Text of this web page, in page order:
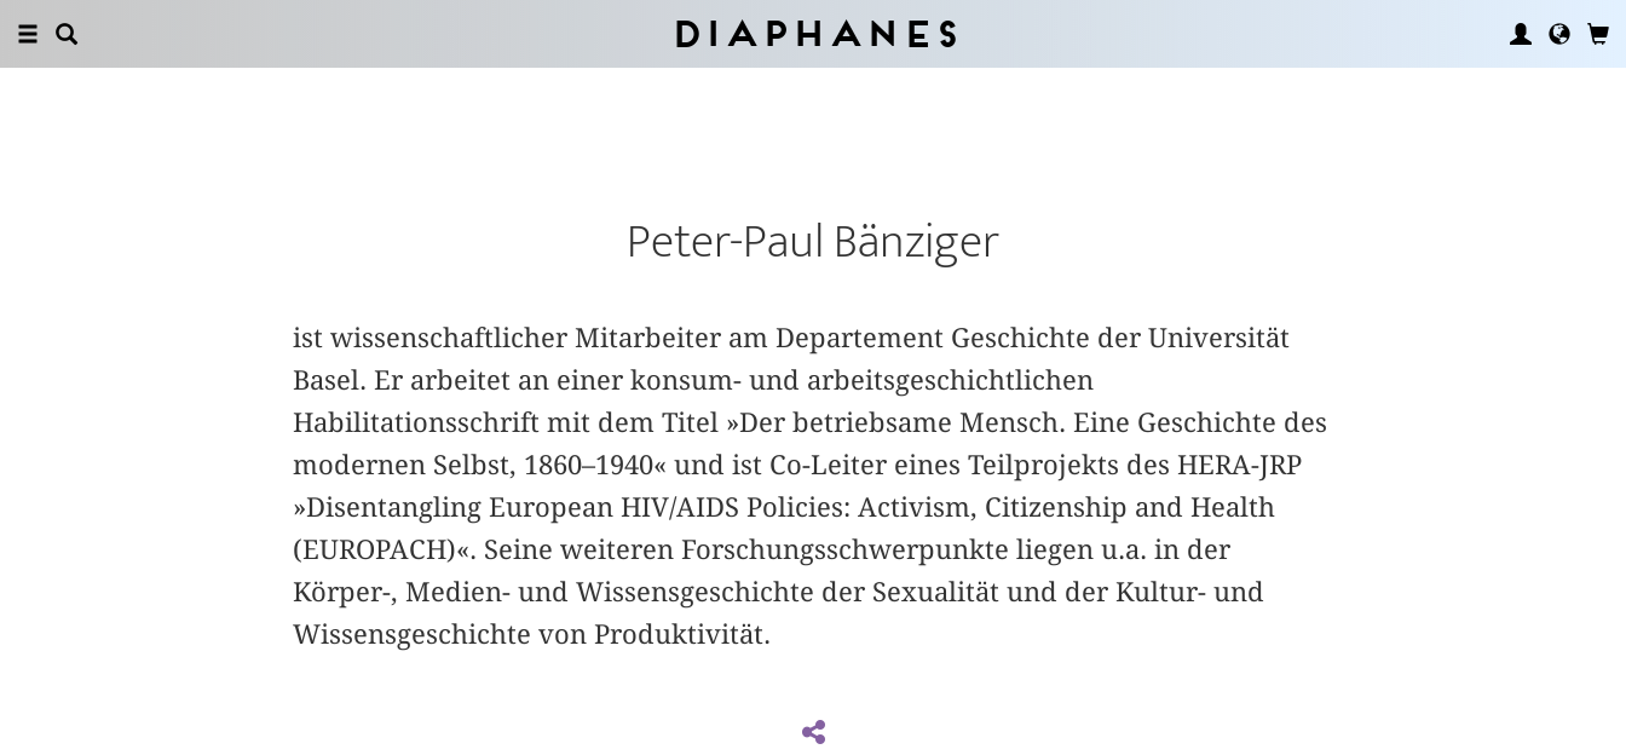
Diaphanes
Peter-Paul Bänziger
ist wissenschaftlicher Mitarbeiter am Departement Geschichte der Universität
Basel. Er arbeitet an einer konsum- und arbeitsgeschichtlichen
Habilitationsschrift mit dem Titel »Der betriebsame Mensch. Eine Geschichte des
modernen Selbst, 1860–1940« und ist Co-Leiter eines Teilprojekts des HERA-JRP
»Disentangling European HIV/AIDS Policies: Activism, Citizenship and Health
(EUROPACH)«. Seine weiteren Forschungsschwerpunkte liegen u.a. in der
Körper-, Medien- und Wissensgeschichte der Sexualität und der Kultur- und
Wissensgeschichte von Produktivität.